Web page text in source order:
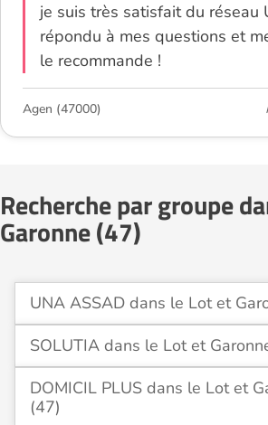
je suis très satisfait du réseau
répondu à mes questions et
le recommande !
Agen (47000)
Recherche par groupe
Garonne (47)
UNA ASSAD dans le Lot et
SOLUTIA dans le Lot et
DOMICIL PLUS dans le Lot et
(47)